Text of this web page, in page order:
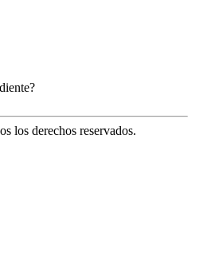
los derechos reservados.